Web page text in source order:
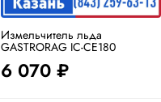
Измельчитель льда
GASTRORAG IC-CE180
6 070 ₽